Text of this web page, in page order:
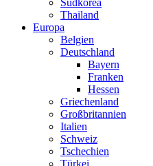
Südkorea
Thailand
Europa
Belgien
Deutschland
Bayern
Franken
Hessen
Griechenland
Großbritannien
Italien
Schweiz
Tschechien